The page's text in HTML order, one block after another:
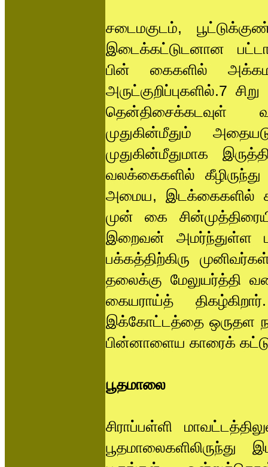
சடைமகுடம்,
இடைக்கட்டுடனான
பின் கைகளில்
அருட்குறிப்புகளில்.7
தென்திசைக்கடவுள்
முதுகின்மீதும்
முதுகின்மீதுமாக
வலக்கைகளில்
அமைய, இடக்கைகளில்
முன் கை
இறைவன் அமர்ந்துள்ள
பக்கத்திற்கிரு
தலைக்கு மேலுயர்த்தி
கையராய்த்
இக்கோட்டத்தை ஒருதள
பின்னாளைய காரைக்
பூதமாலை
சிராப்பள்ளி
பூதமாலைகளிலிருந்து